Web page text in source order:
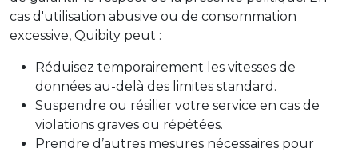
cas d'utilisation abusive ou de consommation
excessive, Quibity peut :
Réduisez temporairement les vitesses de
données au-delà des limites standard.
Suspendre ou résilier votre service en cas de
violations graves ou répétées.
Prendre d’autres mesures nécessaires pour